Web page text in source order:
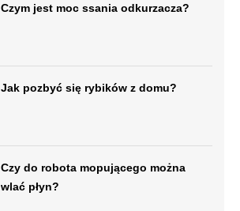
Czym jest moc ssania odkurzacza?
Jak pozbyć się rybików z domu?
Czy do robota mopującego można
wlać płyn?